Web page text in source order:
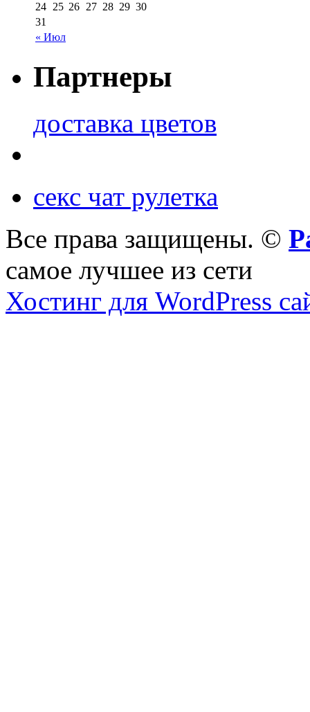
« Июл
24 25 26 27 28 29 30
31
Партнеры
доставка цветов
секс чат рулетка
Все права защищены. ©
самое лучшее из сети
Хостинг для WordPress